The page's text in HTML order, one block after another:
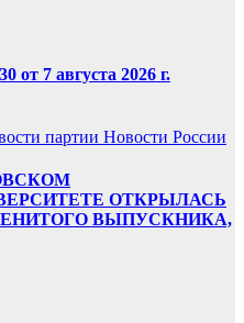
от 7 августа 2026 г.
партии Новости России
ОТКРЫЛАСЬ
ВЫПУСКНИКА,